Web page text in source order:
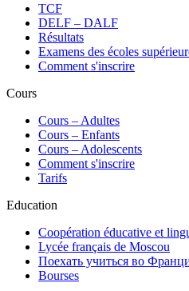
TCF
DELF – DALF
Résultats
Examens des écoles
Comment s'inscrire
Cours
Сours – Adultes
Cours – Enfants
Cours – Adolescents
Comment s'inscrire
Tarifs
Education
Coopération éducative et
Lycée français de Moscou
Поехать учиться во
Bourses